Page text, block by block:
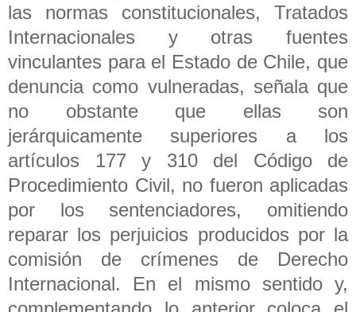
las normas constitucionales, Tratados
Internacionales y otras fuentes
vinculantes para el Estado de Chile, que
denuncia como vulneradas, señala que
no obstante que ellas son
jerárquicamente superiores a los
artículos 177 y 310 del Código de
Procedimiento Civil, no fueron aplicadas
por los sentenciadores, omitiendo
reparar los perjuicios producidos por la
comisión de crímenes de Derecho
Internacional. En el mismo sentido y,